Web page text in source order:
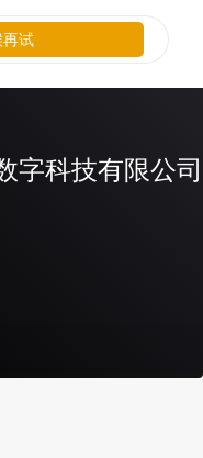
字科技有限公司
再试